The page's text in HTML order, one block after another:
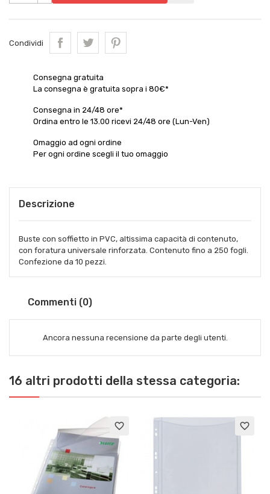
Condividi
Consegna gratuita
La consegna è gratuita sopra i 80€*
Consegna in 24/48 ore*
Ordina entro le 13.00 ricevi 24/48 ore (Lun-Ven)
Omaggio ad ogni ordine
Per ogni ordine scegli il tuo omaggio
Descrizione
Buste con soffietto in PVC, altissima capacità di contenuto,
con foratura universale rinforzata. Contenuto fino a 250 fogli.
Confezione da 10 pezzi.
Commenti (0)
Ancora nessuna recensione da parte degli utenti.
16 altri prodotti della stessa categoria:
favorite_border favorite_border
Aggiungi alla lista dei desideri
Crea nuova lista
Crea lista dei desideri
Nome lista dei desideri
Accedi
Devi avere effettuato l'accesso per salvare dei prodotti